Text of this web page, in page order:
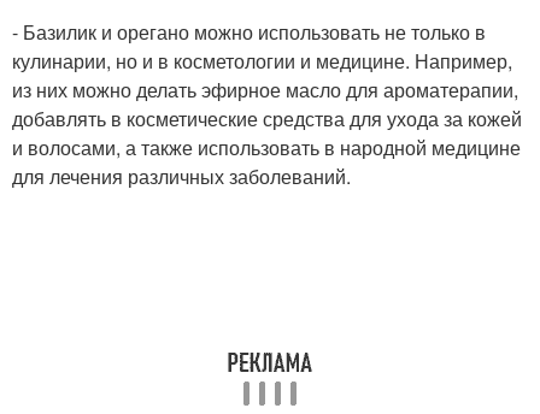
- Базилик и орегано можно использовать не только в
кулинарии, но и в косметологии и медицине. Например,
из них можно делать эфирное масло для ароматерапии,
добавлять в косметические средства для ухода за кожей
и волосами, а также использовать в народной медицине
для лечения различных заболеваний.